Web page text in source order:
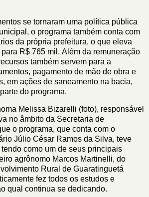
se tornaram uma política pública
o programa também conta com
da própria prefeitura, o que eleva
R$ 765 mil. Além da remuneração
também servem para a
pagamento de mão de obra e
em ações de saneamento na bacia,
do programa.
Melissa Bizarelli (foto), responsável
no âmbito da Secretaria de
o programa, que conta com o
Júlio César Ramos da Silva, teve
como um de seus principais
agrônomo Marcos Martinelli, do
Rural de Guaratinguetá
fez todos os estudos e
qual continua se dedicando.